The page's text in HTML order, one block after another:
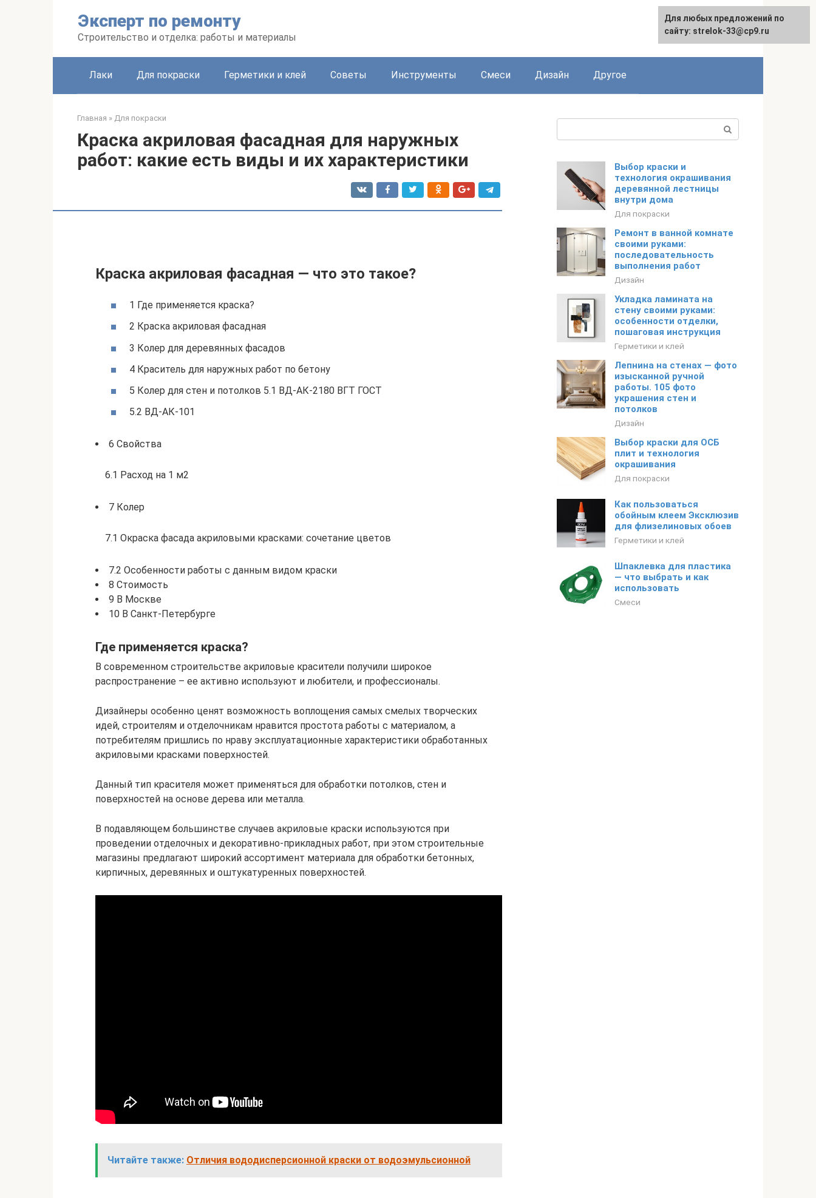
Эксперт по ремонту
Строительство и отделка: работы и материалы
Лаки Для покраски Герметики и клей Советы Инструменты Смеси Дизайн Другое
Главная » Для покраски
Краска акриловая фасадная для наружных
работ: какие есть виды и их характеристики
Краска акриловая фасадная — что это такое?
1 Где применяется краска?
2 Краска акриловая фасадная
3 Колер для деревянных фасадов
4 Краситель для наружных работ по бетону
5 Колер для стен и потолков 5.1 ВД-АК-2180 ВГТ ГОСТ
5.2 ВД-АК-101
6 Свойства
6.1 Расход на 1 м2
7 Колер
7.1 Окраска фасада акриловыми красками: сочетание цветов
7.2 Особенности работы с данным видом краски
8 Стоимость
9 В Москве
10 В Санкт-Петербурге
Где применяется краска?
В современном строительстве акриловые красители получили широкое
распространение – ее активно используют и любители, и профессионалы.
Дизайнеры особенно ценят возможность воплощения самых смелых творческих
идей, строителям и отделочникам нравится простота работы с материалом, а
потребителям пришлись по нраву эксплуатационные характеристики обработанных
акриловыми красками поверхностей.
Данный тип красителя может применяться для обработки потолков, стен и
поверхностей на основе дерева или металла.
В подавляющем большинстве случаев акриловые краски используются при
проведении отделочных и декоративно-прикладных работ, при этом строительные
магазины предлагают широкий ассортимент материала для обработки бетонных,
кирпичных, деревянных и оштукатуренных поверхностей.
Читайте также: Отличия вододисперсионной краски от водоэмульсионной
Выбор краски и
технология окрашивания
деревянной лестницы
внутри дома
Для покраски
Ремонт в ванной комнате
своими руками:
последовательность
выполнения работ
Дизайн
Укладка ламината на
стену своими руками:
особенности отделки,
пошаговая инструкция
Герметики и клей
Лепнина на стенах — фото
изысканной ручной
работы. 105 фото
украшения стен и
потолков
Дизайн
Выбор краски для ОСБ
плит и технология
окрашивания
Для покраски
Как пользоваться
обойным клеем Эксклюзив
для флизелиновых обоев
Герметики и клей
Шпаклевка для пластика
— что выбрать и как
использовать
Смеси
Для любых предложений по
сайту: strelok-33@cp9.ru
Для любых предложений по
сайту: strelok-33@cp9.ru